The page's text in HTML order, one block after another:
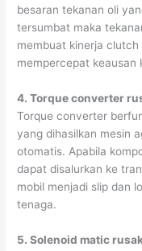
besaran tekanan oli
tersumbat maka
membuat kinerja
mempercepat keausan
4. Torque converter
Torque converter
yang dihasilkan mesin
otomatis. Apabila
dapat disalurkan ke
mobil menjadi slip dan
tenaga.
5. Solenoid matic